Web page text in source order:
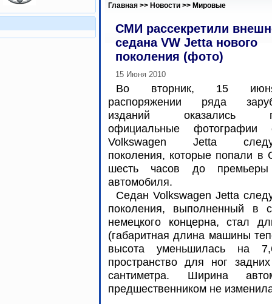
Главная >> Новости >> Мировые
СМИ рассекретили
седана VW Jetta нового
поколения (фото)
15 Июня 2010
Во вторник, 15
распоряжении ряда
изданий оказались
официальные фотографии
Volkswagen Jetta
поколения, которые попали
шесть часов до премьеры
автомобиля.
Седан Volkswagen Jetta
поколения, выполненный в
немецкого концерна, стал
(габаритная длина машины
высота уменьшилась на
пространство для ног
сантиметра. Ширина
предшественником не